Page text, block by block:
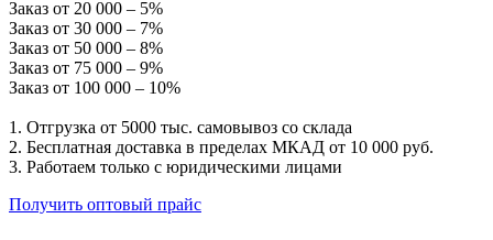
Заказ от 20 000 – 5%
Заказ от 30 000 – 7%
Заказ от 50 000 – 8%
Заказ от 75 000 – 9%
Заказ от 100 000 – 10%
1. Отгрузка от 5000 тыс. самовывоз со склада
2. Бесплатная доставка в пределах МКАД от 10 000 руб.
3. Работаем только с юридическими лицами
Получить оптовый прайс